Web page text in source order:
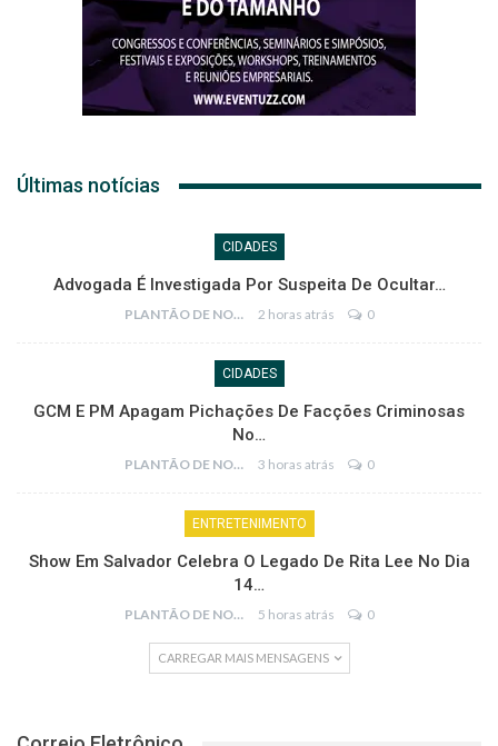
Últimas notícias
CIDADES
Advogada É Investigada Por Suspeita De Ocultar…
PLANTÃO DE NOTÍCIAS 2 horas atrás 0
CIDADES
GCM E PM Apagam Pichações De Facções Criminosas
No…
PLANTÃO DE NOTÍCIAS 3 horas atrás 0
ENTRETENIMENTO
Show Em Salvador Celebra O Legado De Rita Lee No Dia
14…
PLANTÃO DE NOTÍCIAS 5 horas atrás 0
CARREGAR MAIS MENSAGENS